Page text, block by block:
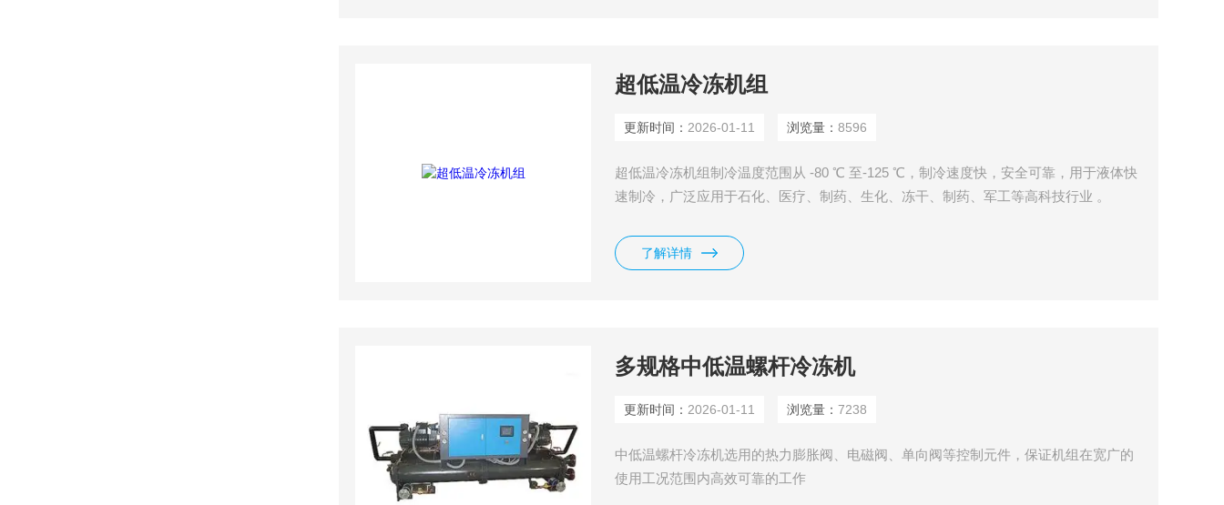
超低温冷冻机组
更新时间： 2026-01-11 浏览量：8596
超低温冷冻机组制冷温度范围从 -80 ℃ 至-125 ℃，制冷速度快，安全可靠，用于液体快
速制冷，广泛应用于石化、医疗、制药、生化、冻干、制药、军工等高科技行业 。
了解详情
多规格中低温螺杆冷冻机
更新时间： 2026-01-11 浏览量：7238
中低温螺杆冷冻机选用的热力膨胀阀、电磁阀、单向阀等控制元件，保证机组在宽广的
使用工况范围内高效可靠的工作